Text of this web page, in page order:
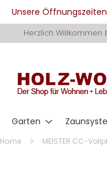
Unsere
zum
Herzlich
Garten
Home MEISTER CC-